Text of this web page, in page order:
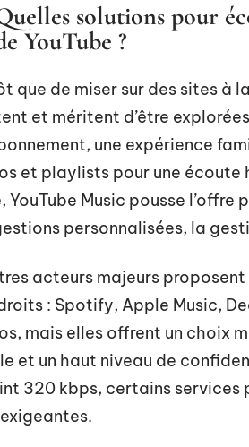
solutions pour
YouTube ?
que de miser sur des sites
et méritent d’être
une expérience
et playlists pour une écoute
YouTube Music pousse
personnalisées, la
acteurs majeurs
: Spotify, Apple Music,
mais elles offrent un choix
et un haut niveau de
320 kbps, certains services